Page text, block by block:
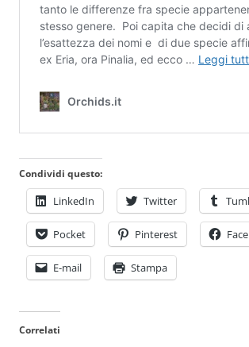
Condividi questo:
LinkedIn Twitter
Pocket Pinterest
E-mail Stampa
Correlati